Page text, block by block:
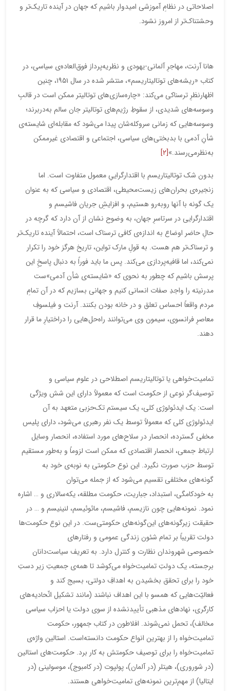
اصلاحاتی در نظامِ آموزشی امیدوار باشیم که جهان در آینده تاریک‌تر و
وحشتناک‌تر از امروز نشود.
هانا آرنت، مهاجرِ آلمانی-یهودی و نظریه‌پرداز فوق‌العاده‌ی سیاسی، در
کتاب «ریشه‌های توتالیتاریسم»، منتشر شده در سال ۱۹۵۱، چنین
اظهارنظرِ ترسناکی می‌کند: «چاره‌سازی‌های توتالیتر ممکن است در قالبِ
وسوسه‌های شدیدی، از سقوطِ رژیم‌های توتالیتر جان سالم به‌دربرند؛
وسوسه‌هایی که زمانی سروکله‌شان پیدا می‌شود که مقابله‌ای شایسته‌ی
شأنِ آدمی با بدبختی‌های سیاسی، اجتماعی و اقتصادی غیرممکن‌
به‌نظرمی‌رسند.»[۲]
بدون شک توتالیتاریسم با اقتدارگراییِ معمول متفاوت است. اما
زنجیره‌ی بحران‌های زیست‌محیطی، اقتصادی و سیاسی که به عنوان
یک گونه با آنها روبه‌رو هستیم، و افزایشِ جریان فاشیسم و
اقتدارگرایی در سرتاسرِ جهان، به وضوح نشان از آن دارد که گرچه در
حالِ حاضر اوضاع به اندازه‌ی کافی ترسناک است، احتمالاً آینده تاریک‌تر
و ترسناک‌تر هم هست. به قولِ مارک تواین، تاریخ هرگز خود را تکرار
نمی‌کند، اما قافیه‌پردازی می‌کند. پس ما باید فوراً به دنبال پاسخِ این
پرسش باشیم که چطور به نحوی که «شایسته‌ی شأن آدمی»ست
مدرنیته را واجدِ صفات انسانی کنیم و جهانی بسازیم که در آن تمامِ
مردم واقعاً احساس تعلق و در خانه بودن بکنند. آرنت و فیلسوفِ
معاصرِ فرانسوی، سیمون وی می‌توانند راه‌حل‌هایی را دراختیارِ ما قرار
دهند.
تمامیت‌خواهی یا توتالیتاریسم اصطلاحی در علوم سیاسی و
توصیف‌گر نوعی از حکومت است که معمولاً دارای این شش ویژگی
است: یک ایدئولوژی کلی، یک سیستم تک‌حزبی متعهد به آن
ایدئولوژی کلی که معمولاً توسط یک نفر رهبری می‌شود، دارای پلیس
مخفی گسترده، انحصار در سلاح‌های مورد استفاده، انحصار وسایل
ارتباط جمعی، انحصار اقتصادی که ممکن است لزوماً و به‌طور مستقیم
توسط حزب صورت نگیرد. این نوع حکومتی به نوبه‌ی خود به
گونه‌های مختلفی تقسیم می‌شود که از جمله می‌توان
به خودکامگی، استبداد، جباریت، حکومت مطلقه، یکه‌سالاری و … اشاره
نمود. نمونه‌هایی چون نازیسم، فاشیسم، مائوئیسم، لنینیسم و … در
حقیقت زیرگونه‌های این‌گونه‌های حکومتی‌ست. در این نوع حکومت‌ها
دولت تقریباً بر تمام شئون زندگی عمومی و رفتارهای
خصوصی شهروندان نظارت و کنترل دارد. به تعریف سیاست‌دانان
برجسته، یک دولتِ تمامیت‌خواه می‌کوشد تا همه‌ی جمعیتِ زیر دستِ
خود را برای تحقق بخشیدن به اهدافِ دولتی، بسیج کند و
فعالیّت‌هایی که همسو با این اهداف نباشند (مانند تشکیل اتّحادیه‌های
کارگری، نهادهای مذهبی تأییدنشده از سوی دولت یا احزاب سیاسی
مخالف)، تحمل نمی‌شوند. افلاطون در کتاب جمهور، حکومت
تمامیت‌خواه را از بهترین انواع حکومت دانسته‌است. استالین واژه‌ی
تمامیت‌خواه را برای توصیف حکومتش به کار برد. حکومت‌های استالین
(در شوروری)، هیتلر (در آلمان)، پولپوت (در کامبوج)، موسولینی (در
ایتالیا) از مهم‌ترین نمونه‌های تمامیت‌خواهی هستند.